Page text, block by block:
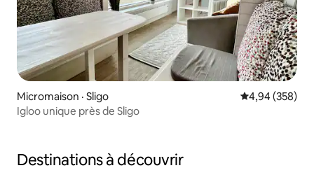
Micromaison · Sligo Note
4,94 (358)
Igloo unique près de Sligo
Destinations à découvrir